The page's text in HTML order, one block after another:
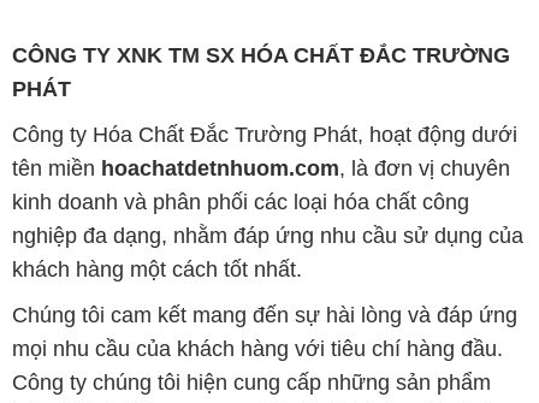
CÔNG TY XNK TM SX HÓA CHẤT ĐẮC TRƯỜNG
PHÁT
Công ty Hóa Chất Đắc Trường Phát, hoạt động dưới
tên miền hoachatdetnhuom.com, là đơn vị chuyên
kinh doanh và phân phối các loại hóa chất công
nghiệp đa dạng, nhằm đáp ứng nhu cầu sử dụng của
khách hàng một cách tốt nhất.
Chúng tôi cam kết mang đến sự hài lòng và đáp ứng
mọi nhu cầu của khách hàng với tiêu chí hàng đầu.
Công ty chúng tôi hiện cung cấp những sản phẩm